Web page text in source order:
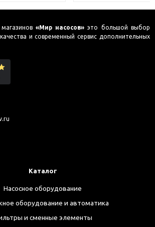
«Мир насосов» это большой выбор
и современный сервис дополнительных
Каталог
Насосное оборудование
оборудование и автоматика
и сменные элементы